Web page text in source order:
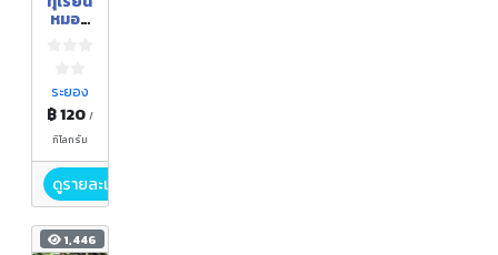
ล
หมอน
ระยอง
฿ 120 /
กิโลกรัม
ดูรายละเอียด
1,446